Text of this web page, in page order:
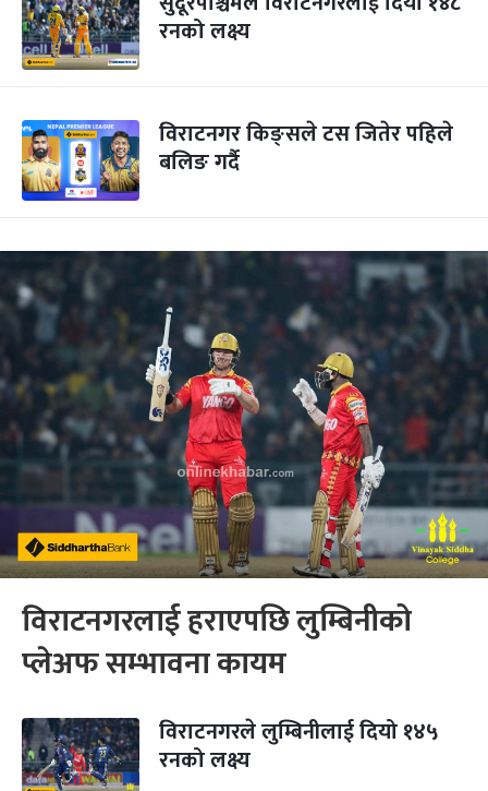
रनको लक्ष्य
विराटनगर किङ्सले टस जितेर पहिले
बलिङ गर्दै
विराटनगरलाई हराएपछि लुम्बिनीको
प्लेअफ सम्भावना कायम
विराटनगरले लुम्बिनीलाई दियो १४५
रनको लक्ष्य